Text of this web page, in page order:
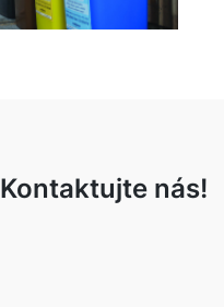
Kontaktujte nás!